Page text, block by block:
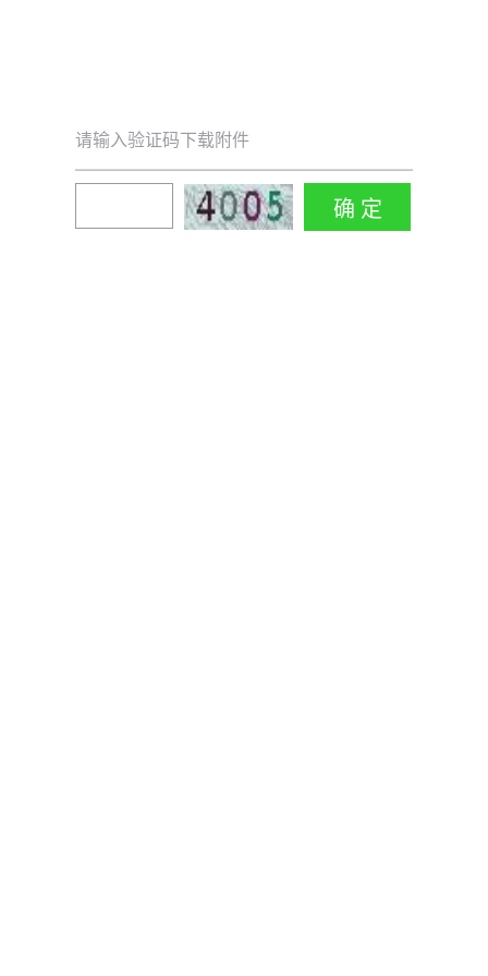
请输入验证码下载附件